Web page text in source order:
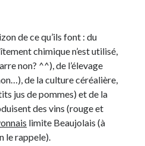
de ce qu’ils font : du
chimique n’est utilisé,
non? ^^), de l’élevage
de la culture céréalière,
jus de pommes) et de la
des vins (rouge et
limite Beaujolais (à
le rappele).